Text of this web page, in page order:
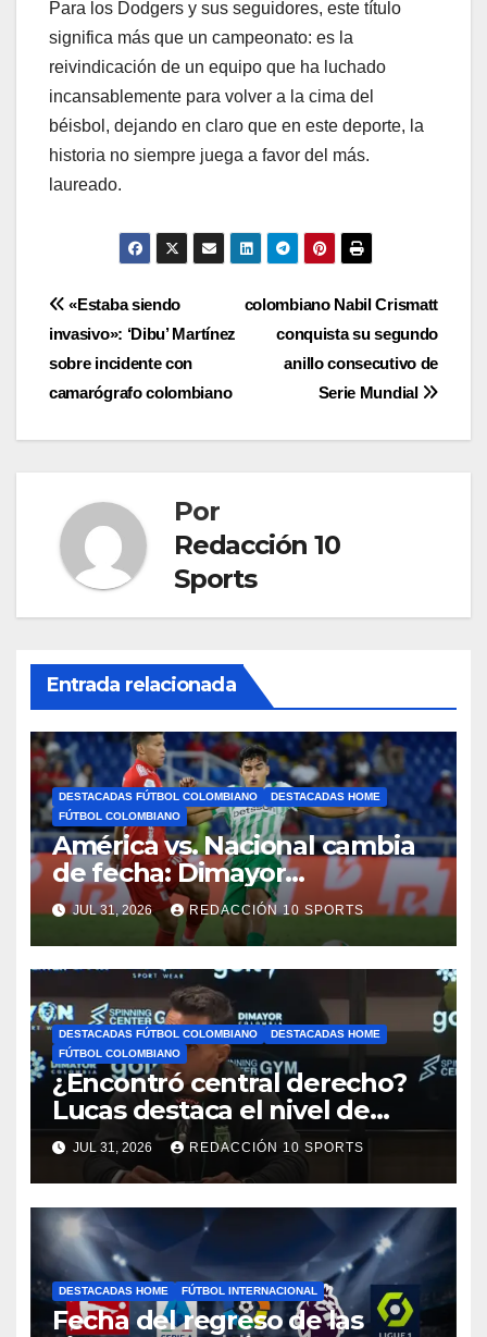
Para los Dodgers y sus seguidores, este título
significa más que un campeonato: es la
reivindicación de un equipo que ha luchado
incansablemente para volver a la cima del
béisbol, dejando en claro que en este deporte, la
historia no siempre juega a favor del más.
laureado.
colombiano Nabil Crismatt
conquista su segundo
anillo consecutivo de
Serie Mundial
«Estaba siendo
invasivo»: ‘Dibu’ Martínez
sobre incidente con
camarógrafo colombiano
Por
Redacción 10
Sports
Entrada relacionada
DESTACADAS FÚTBOL COLOMBIANO
DESTACADAS HOME
FÚTBOL COLOMBIANO
América vs. Nacional cambia
de fecha: Dimayor
reprogramó el clásico por
motivos de seguridad
JUL 31, 2026 REDACCIÓN 10 SPORTS
DESTACADAS FÚTBOL COLOMBIANO
DESTACADAS HOME
FÚTBOL COLOMBIANO
¿Encontró central derecho?
Lucas destaca el nivel de
Néider Parra
JUL 31, 2026 REDACCIÓN 10 SPORTS
DESTACADAS HOME FÚTBOL INTERNACIONAL
Fecha del regreso de las